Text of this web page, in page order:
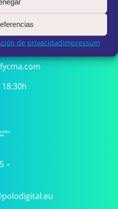
de privacidadImpressum
201 – 29006 Málaga
18:30h
–